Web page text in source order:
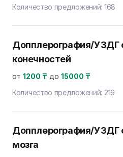
Количество предложений: 168
Допплерография/УЗДГ
конечностей
от 1200 ₸ до 15000 ₸
Количество предложений: 219
Допплерография/УЗДГ
мозга